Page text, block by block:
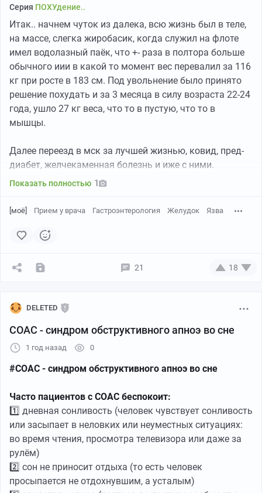
Серия ПОХУдение..
Итак.. начнем чуток из далека, всю жизнь был в теле,
на массе, слегка жиробасик, когда служил на флоте
имел водолазный паёк, что +- раза в полтора больше
обычного иии в какой то момент вес перевалил за 116
кг при росте в 183 см. Под увольнение было принято
решение похудать и за 3 месяца в силу возраста 22-24
года, ушло 27 кг веса, что то в пустую, что то в
мышцы.
Далее переезд в мск за лучшей жизнью, ковид, пред-
диабет, желчекаменная болезнь и иже с ними.
мужчинка при весе 105 кг ( за неделю всего 2 ушло
шелушилась кожа в районе волос, а волосы у меня
везде б@#.. ну и самому надоело сыпется летит
помогало особо так что согласился.
рекомендацию обратиться к гастроэнтерологу.
-Я: кожа шелушится, дерматолог говорит может быть
от желудка, а так ничего кушаю хорошо какаю ещё
лучше..
-В: хорошо вот вам направление на гастроскопию,
анализ крови на всё что можно (4 пробирки), ещё каку
сдайте и хилактобактерии проверьте и узи органов
брюшной полости сделайте..
Показать полностью 1
[моё] Прием у врача Гастроэнтерология Желудок Язва
21 18
DELETED
СОАС - синдром обструктивного апноэ во сне
1 год назад 0
#СОАС - синдром обструктивного апноэ во сне
Часто пациентов с СОАС беспокоит:
1️⃣ дневная сонливость (человек чувствует сонливость
или засыпает в неловких или неуместных ситуациях:
во время чтения, просмотра телевизора или даже за
рулём)
2️⃣ сон не приносит отдыха (то есть человек
просыпается не отдохнувшим, а усталым)